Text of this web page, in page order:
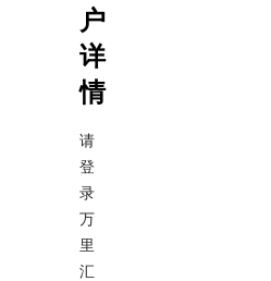
户
详
情
请
登
录
万
里
汇